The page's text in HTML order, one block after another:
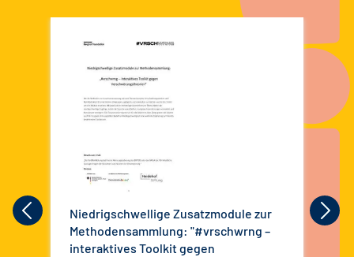
Niedrigschwellige Zusatzmodule zur
Methodensammlung: "#vrschwrng –
interaktives Toolkit gegen